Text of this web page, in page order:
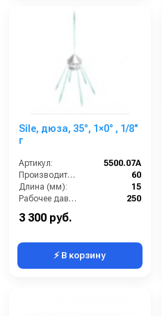
Sile, дюза, 35°, 1×0° , 1/8''
г
Артикул:
5500.07A
Производительность (л/мин):
60
Длина (мм):
15
Рабочее давление (бар):
250
3 300 руб.
⚡ В корзину